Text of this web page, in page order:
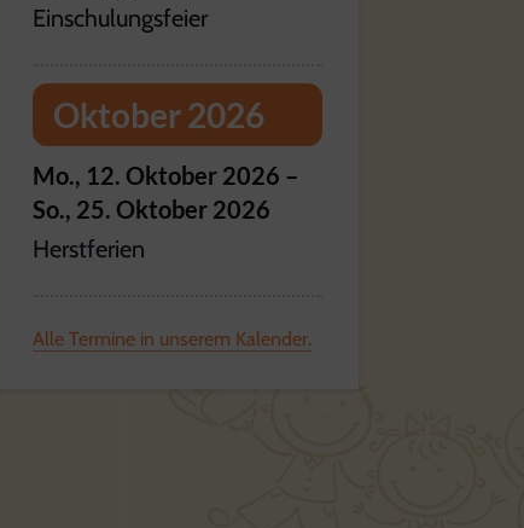
Einschulungsfeier
Oktober 2026
Mo., 12. Oktober 2026 –
So., 25. Oktober 2026
Herstferien
Alle Termine in unserem Kalender.